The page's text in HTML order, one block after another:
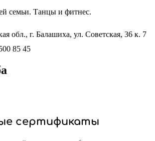
семьи. Танцы и фитнес.
обл., г. Балашиха, ул. Советская, 36 к. 7
85 45